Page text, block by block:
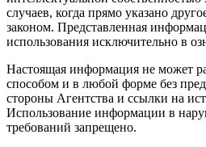
случаев, когда прямо указано
законом. Представленная
использования исключительно в
Настоящая информация не может
способом и в любой форме без
стороны Агентства и ссылки на
Использование информации в
требований запрещено.